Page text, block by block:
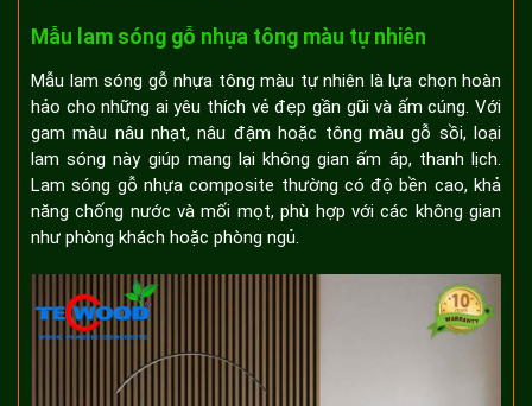
Mẫu lam sóng gỗ nhựa tông màu tự nhiên
Mẫu lam sóng gỗ nhựa tông màu tự nhiên là lựa chọn hoàn
hảo cho những ai yêu thích vẻ đẹp gần gũi và ấm cúng. Với
gam màu nâu nhạt, nâu đậm hoặc tông màu gỗ sồi, loại
lam sóng này giúp mang lại không gian ấm áp, thanh lịch.
Lam sóng gỗ nhựa composite thường có độ bền cao, khả
năng chống nước và mối mọt, phù hợp với các không gian
như phòng khách hoặc phòng ngủ.